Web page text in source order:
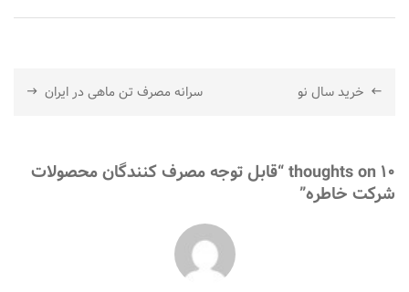
راهبری
نوشته
خرید سال نو سرانه مصرف تن ماهی در ایران
10 thoughts on “
قابل توجه مصرف کنندگان محصولات
شرکت خاطره”